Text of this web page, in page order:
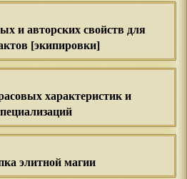
и авторских свойств для
[экипировки]
характеристик и
элитной магии